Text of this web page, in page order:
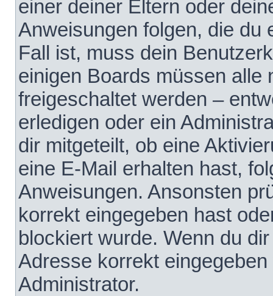
einer deiner Eltern oder
Anweisungen folgen, die du
Fall ist, muss dein
einigen Boards müssen alle
freigeschaltet werden –
erledigen oder ein
dir mitgeteilt, ob eine
eine E-Mail erhalten hast,
Anweisungen. Ansonsten
korrekt eingegeben hast
blockiert wurde. Wenn du
Adresse korrekt
Administrator.